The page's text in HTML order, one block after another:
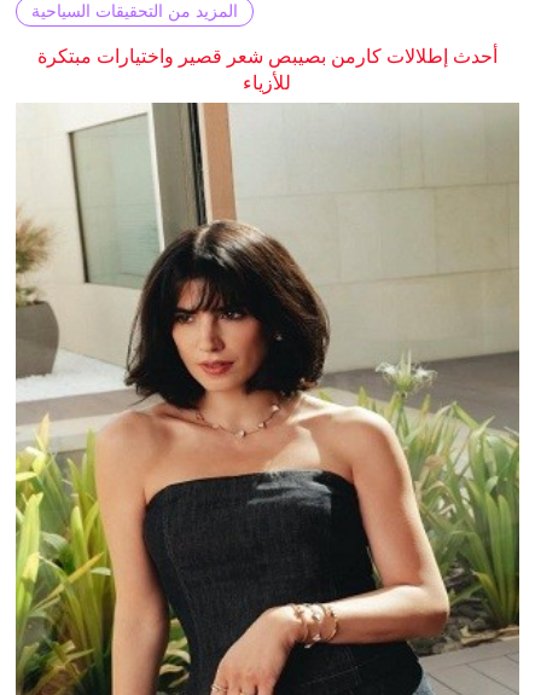
المزيد من التحقيقات السياحية
أحدث إطلالات كارمن بصيبص شعر قصير واختيارات مبتكرة
للأزياء